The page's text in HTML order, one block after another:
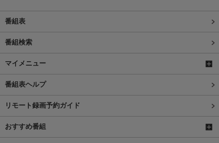
番組表
番組検索
マイメニュー
番組表ヘルプ
リモート録画予約ガイド
おすすめ番組